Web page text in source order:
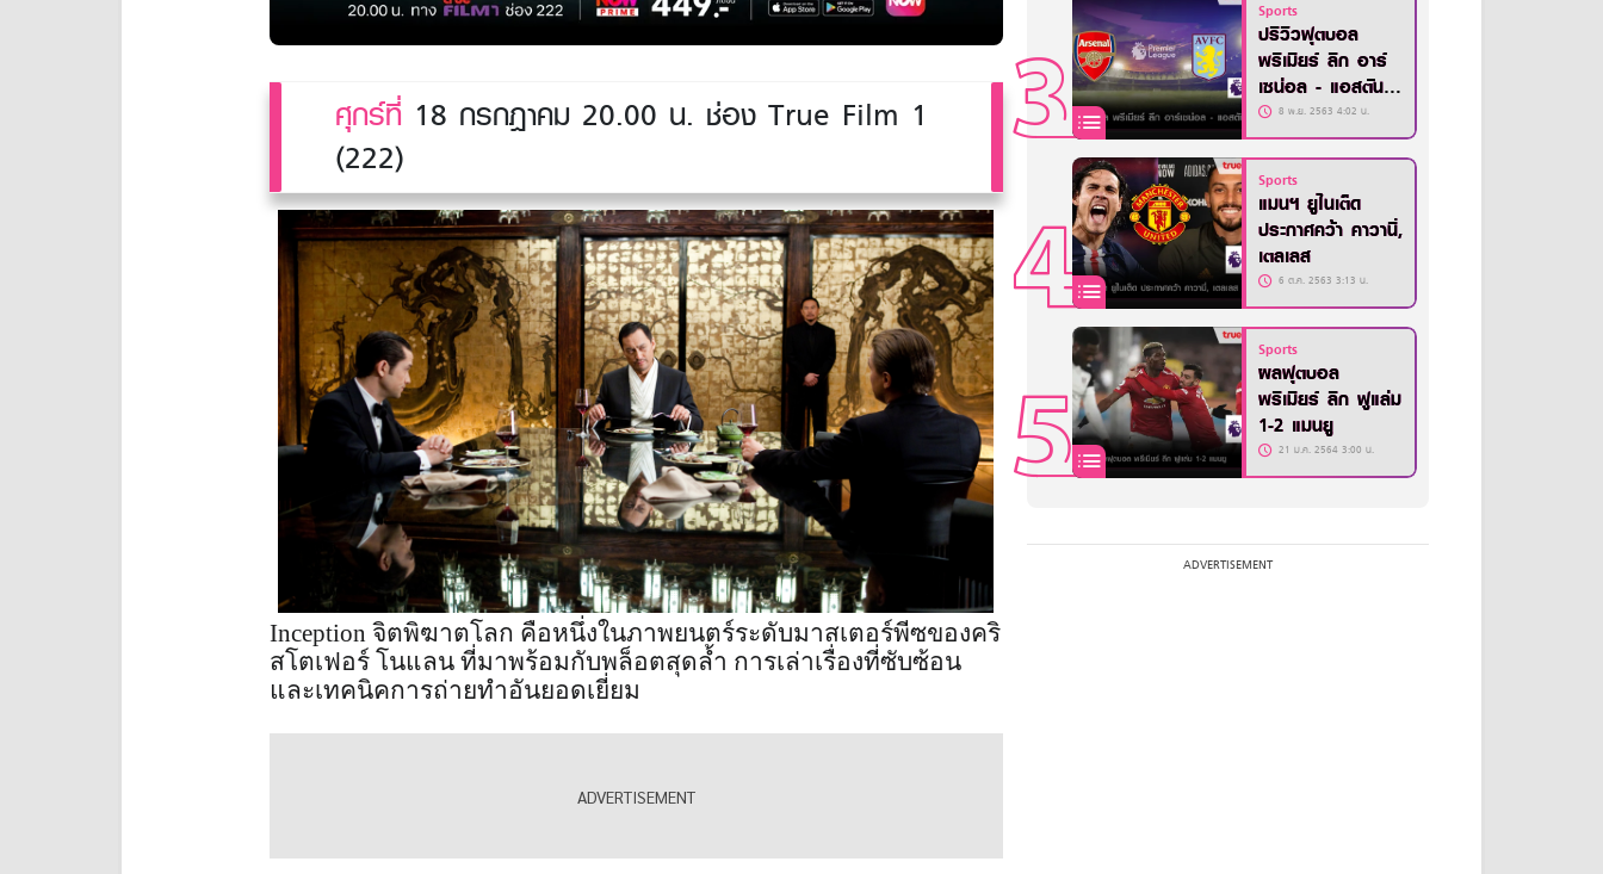
ศุกร์ที่ 18 กรกฎาคม 20.00 น. ช่อง True Film 1
(222)
Inception จิตพิฆาตโลก คือหนึ่งในภาพยนตร์ระดับมาสเตอร์พีซของคริ
สโตเฟอร์ โนแลน ที่มาพร้อมกับพล็อตสุดล้ำ การเล่าเรื่องที่ซับซ้อน
และเทคนิคการถ่ายทำอันยอดเยี่ยม
Sports
ปรีวิวฟุตบอล
พรีเมียร์ ลีก อาร์
เซน่อล - แอสตัน
วิลล่า8 พ.ย. 2563 4:02 น.
Sports
แมนฯ ยูไนเต็ด
ประกาศคว้า คาวานี่,
เตลเลส
6 ต.ค. 2563 3:13 น.
Sports
ผลฟุตบอล
พรีเมียร์ ลีก ฟูแล่ม
1-2 แมนยู
21 ม.ค. 2564 3:00 น.